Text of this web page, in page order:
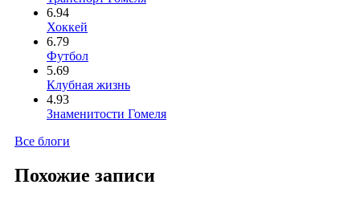
6.94
Хоккей
6.79
Футбол
5.69
Клубная жизнь
4.93
Знаменитости Гомеля
Все блоги
Похожие записи